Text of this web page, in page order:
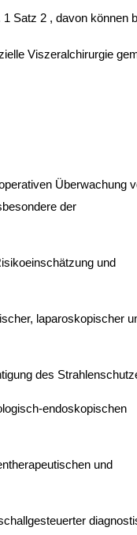
Satz 2 , davon können
Viszeralchirurgie
Überwachung
der
und
laparoskopischer
des
endoskopischen
und